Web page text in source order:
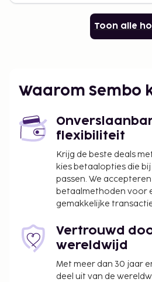
Toon alle
Waarom Sembo
flexibiliteit
Krijg de beste deals
kies betaalopties die
passen. We
betaalmethoden voor
gemakkelijke
Vertrouwd
wereldwijd
Met meer dan 30 jaar
deel uit van de